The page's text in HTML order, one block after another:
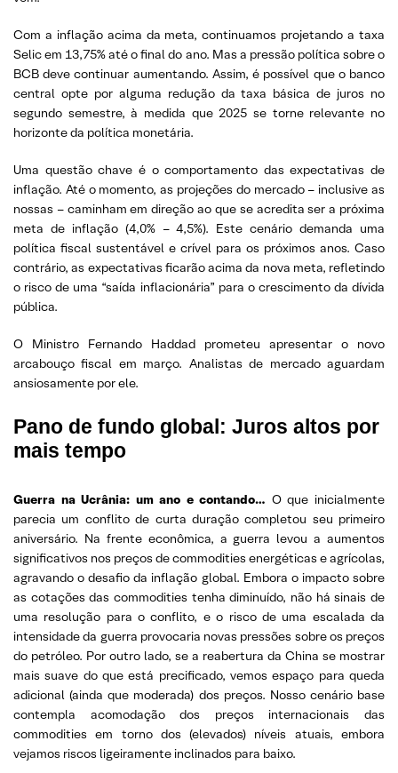
Com a inflação acima da meta, continuamos projetando a taxa
Selic em 13,75% até o final do ano. Mas a pressão política sobre o
BCB deve continuar aumentando. Assim, é possível que o banco
central opte por alguma redução da taxa básica de juros no
segundo semestre, à medida que 2025 se torne relevante no
horizonte da política monetária.
Uma questão chave é o comportamento das expectativas de
inflação. Até o momento, as projeções do mercado – inclusive as
nossas – caminham em direção ao que se acredita ser a próxima
meta de inflação (4,0% – 4,5%). Este cenário demanda uma
política fiscal sustentável e crível para os próximos anos. Caso
contrário, as expectativas ficarão acima da nova meta, refletindo
o risco de uma “saída inflacionária” para o crescimento da dívida
pública.
O Ministro Fernando Haddad prometeu apresentar o novo
arcabouço fiscal em março. Analistas de mercado aguardam
ansiosamente por ele.
Pano de fundo global: Juros altos por
mais tempo
Guerra na Ucrânia: um ano e contando… O que inicialmente
parecia um conflito de curta duração completou seu primeiro
aniversário. Na frente econômica, a guerra levou a aumentos
significativos nos preços de commodities energéticas e agrícolas,
agravando o desafio da inflação global. Embora o impacto sobre
as cotações das commodities tenha diminuído, não há sinais de
uma resolução para o conflito, e o risco de uma escalada da
intensidade da guerra provocaria novas pressões sobre os preços
do petróleo. Por outro lado, se a reabertura da China se mostrar
mais suave do que está precificado, vemos espaço para queda
adicional (ainda que moderada) dos preços. Nosso cenário base
contempla acomodação dos preços internacionais das
commodities em torno dos (elevados) níveis atuais, embora
vejamos riscos ligeiramente inclinados para baixo.